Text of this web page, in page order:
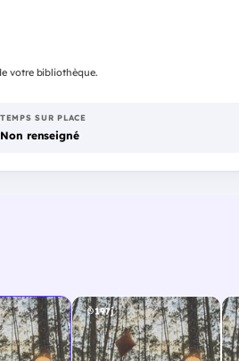
votre bibliothèque.
TEMPS SUR PLACE
Non renseigné
197j